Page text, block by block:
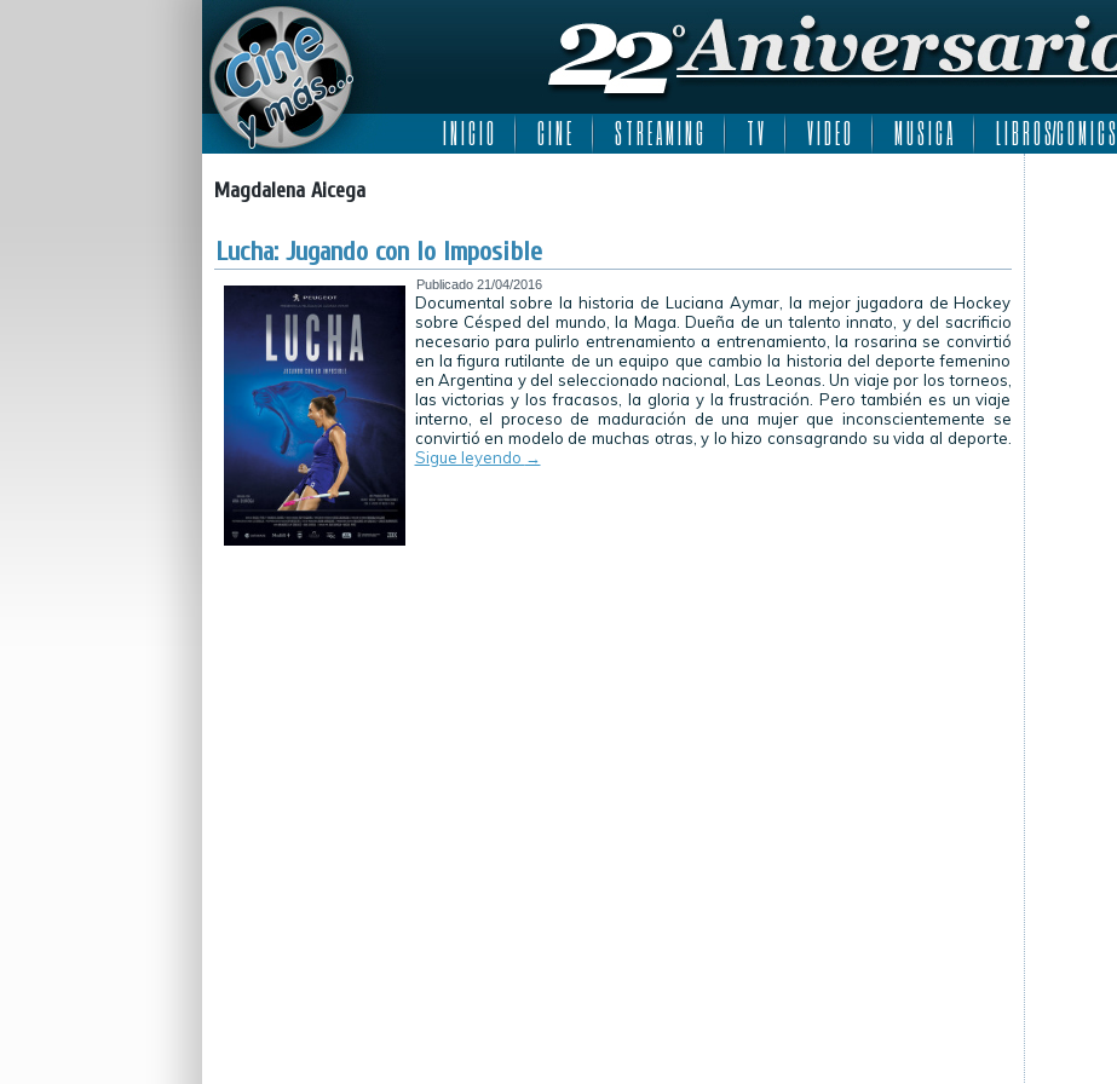
I N I C I O C I N E S T R E A M I N G T V V I D E O M U S I C A L I B R O S/C O M I C S
Magdalena Aicega
Lucha: Jugando con lo Imposible
Publicado 21/04/2016
Documental sobre la historia de Luciana Aymar, la mejor jugadora de Hockey
sobre Césped del mundo, la Maga. Dueña de un talento innato, y del sacrificio
necesario para pulirlo entrenamiento a entrenamiento, la rosarina se convirtió
en la figura rutilante de un equipo que cambio la historia del deporte femenino
en Argentina y del seleccionado nacional, Las Leonas. Un viaje por los torneos,
las victorias y los fracasos, la gloria y la frustración. Pero también es un viaje
interno, el proceso de maduración de una mujer que inconscientemente se
convirtió en modelo de muchas otras, y lo hizo consagrando su vida al deporte.
Sigue leyendo →